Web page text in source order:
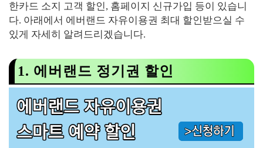
한카드 소지 고객 할인, 홈페이지 신규가입 등이 있습니
다. 아래에서 에버랜드 자유이용권 최대 할인받으실 수
있게 자세히 알려드리겠습니다.
1. 에버랜드 정기권 할인